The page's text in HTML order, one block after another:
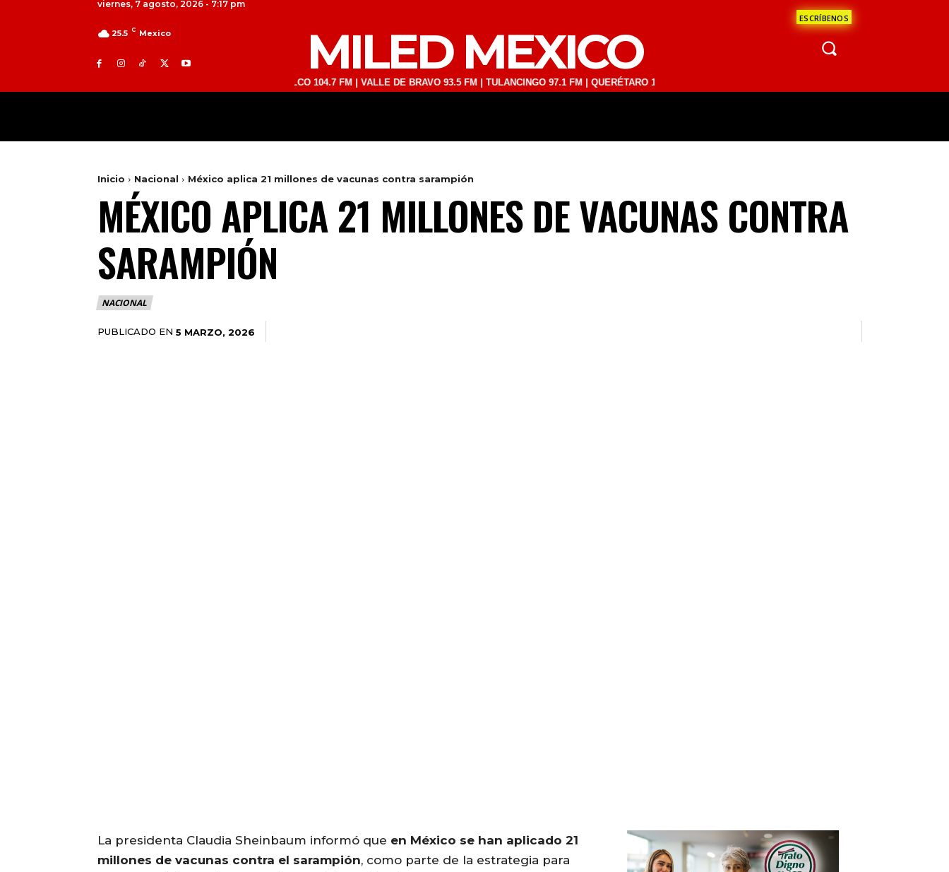
viernes, 7 agosto, 2026 - 7:17 pm
ESCRÍBENOS
25.5 C Mexico MILED MEXICO
TOLUCA 98.9 FM | ATLACOMULCO 104.7 FM | VALLE DE BRAVO 93.5 FM | TULANCINGO 97.1 FM | QUERÉTARO 103.1 FM | SAN JUAN DEL RÍO 93.1 FM | GUADALAJARA 1510 AM | LA
Inicio Nacional México aplica 21 millones de vacunas contra sarampión
MÉXICO APLICA 21 MILLONES DE VACUNAS CONTRA
SARAMPIÓN
NACIONAL
PUBLICADO EN 5 MARZO, 2026
La presidenta Claudia Sheinbaum informó que en México se han aplicado 21
millones de vacunas contra el sarampión, como parte de la estrategia para